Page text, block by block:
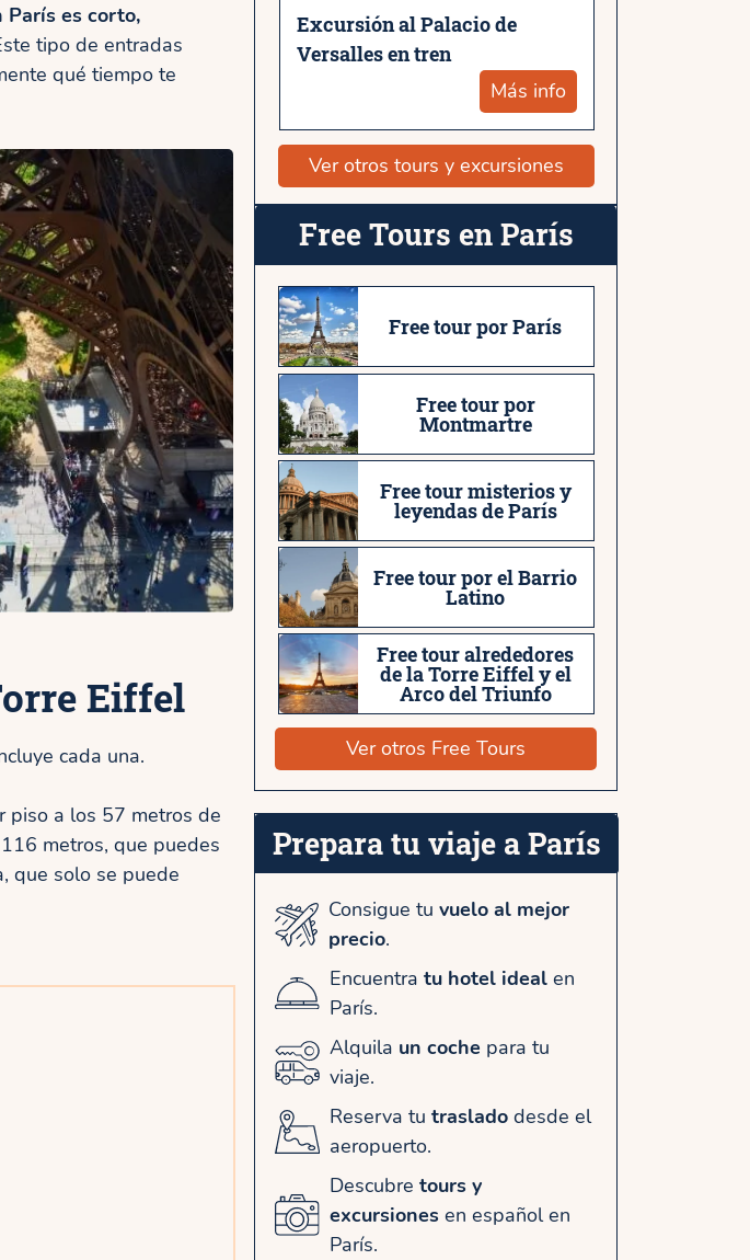
es corto,
tipo de entradas
qué tiempo te
Eiffel
cada una.
piso a los 57 metros de
metros, que puedes
que solo se puede
Excursión al Palacio de
Versalles en tren
Más info
Ver otros tours y excursiones
Free Tours en París
Free tour por París
Free tour por
Montmartre
Free tour misterios y
leyendas de París
Free tour por el Barrio
Latino
Free tour alrededores
de la Torre Eiffel y el
Arco del Triunfo
Ver otros Free Tours
Prepara tu viaje a París
Consigue tu vuelo al mejor
precio.
Encuentratu hotel ideal en
París.
Alquila un coche para tu
viaje.
Reserva tu trasladodesde el
aeropuerto.
Descubretours y
excursiones en español en
París.